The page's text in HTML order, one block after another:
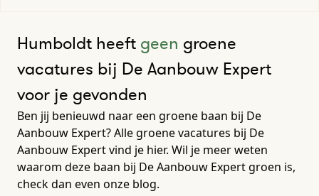
Humboldt heeft geen groene
vacatures bij De Aanbouw Expert
voor je gevonden
Ben jij benieuwd naar een groene baan bij De
Aanbouw Expert? Alle groene vacatures bij De
Aanbouw Expert vind je hier. Wil je meer weten
waarom deze baan bij De Aanbouw Expert groen is,
check dan even onze blog.